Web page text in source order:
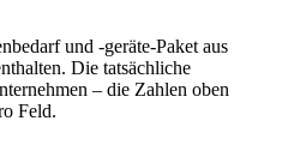
und -geräte-Paket aus
Die tatsächliche
– die Zahlen oben
Feld.